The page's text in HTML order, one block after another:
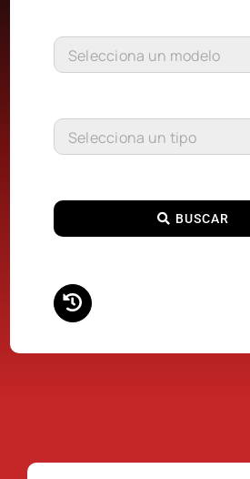
Selecciona un modelo
Selecciona un tipo
BUSCAR